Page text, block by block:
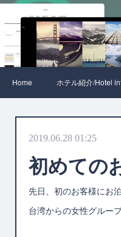
Home ホテル紹介/Hotel
2019.06.28 01:25
初めての
先日、初のお客様にお
台湾からの女性グルー